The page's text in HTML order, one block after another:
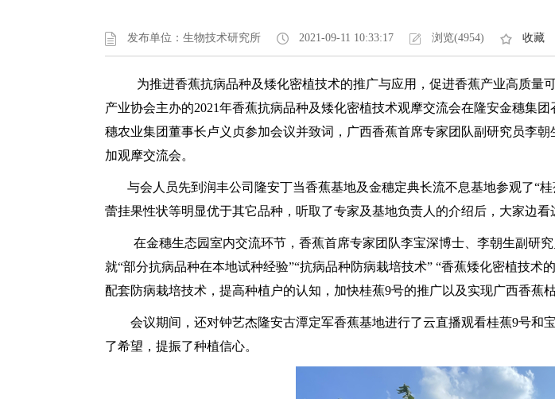
发布单位：生物技术研究所 2021-09-11 10:33:17 浏览(4954) 收藏
为推进香蕉抗病品种及矮化密植技术的推广与应用，促进香蕉产业高质量
产业协会主办的2021年香蕉抗病品种及矮化密植技术观摩交流会在隆安金穗集
穗农业集团董事长卢义贞参加会议并致词，广西香蕉首席专家团队副研究员李
加观摩交流会。
与会人员先到润丰公司隆安丁当香蕉基地及金穗定典长流不息基地参观了“
蕾挂果性状等明显优于其它品种，听取了专家及基地负责人的介绍后，大家边
在金穗生态园室内交流环节，香蕉首席专家团队李宝深博士、李朝生副研究
就“部分抗病品种在本地试种经验”“抗病品种防病栽培技术” “香蕉矮化密植技
配套防病栽培技术，提高种植户的认知，加快桂蕉9号的推广以及实现广西香蕉
会议期间，还对钟艺杰隆安古潭定军香蕉基地进行了云直播观看桂蕉9号和
了希望，提振了种植信心。